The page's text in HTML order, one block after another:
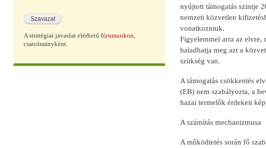
nyújtott támogatás szintje
nemzeti közvetlen
vonatkozniuk.
Figyelemmel arra az elvre,
haladhatja meg azt a
szükség van.
A támogatás csökkentés
(EB) nem szabályozta, a
hazai termelők érdekeit
A számítás mechanizmusa
A működtetés során fő
A stratégiai javaslat elérhető fórumunkon,
csatolmányként.